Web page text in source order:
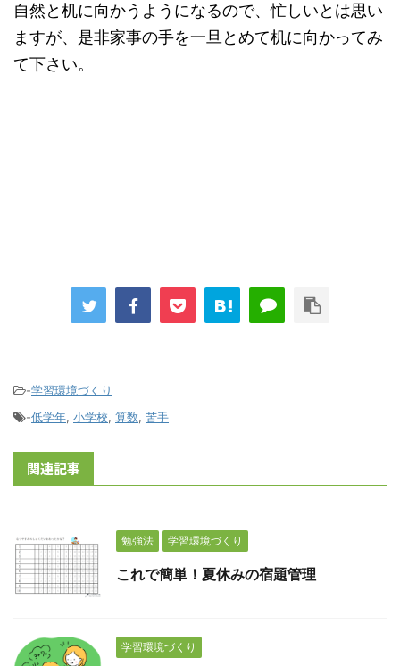
自然と机に向かうようになるので、忙しいとは思い
ますが、是非家事の手を一旦とめて机に向かってみ
て下さい。
-学習環境づくり
-低学年, 小学校, 算数, 苦手
関連記事
勉強法 学習環境づくり
これで簡単！夏休みの宿題管理
学習環境づくり